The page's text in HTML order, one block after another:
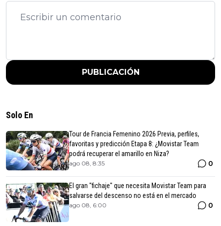
PUBLICACIÓN
Solo En
Tour de Francia Femenino 2026 Previa, perfiles,
favoritas y predicción Etapa 8: ¿Movistar Team
podrá recuperar el amarillo en Niza?
ago 08, 8:35 0
El gran "fichaje" que necesita Movistar Team para
salvarse del descenso no está en el mercado
ago 08, 6:00 0